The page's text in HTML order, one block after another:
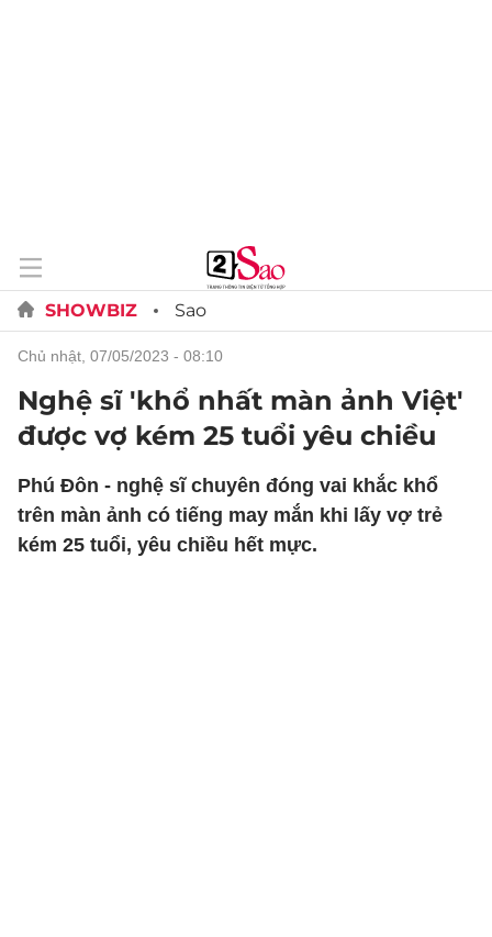
SHOWBIZ Sao
chủ nhật, 07/05/2023 - 08:10
Nghệ sĩ 'khổ nhất màn ảnh Việt'
được vợ kém 25 tuổi yêu chiều
Phú Đôn - nghệ sĩ chuyên đóng vai khắc khổ
trên màn ảnh có tiếng may mắn khi lấy vợ trẻ
kém 25 tuổi, yêu chiều hết mực.